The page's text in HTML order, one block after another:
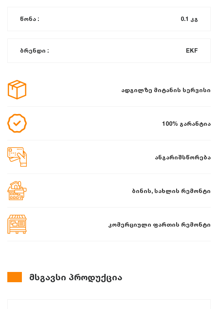
წონა : 0.1 კგ
ბრენდი : EKF
ადგილზე მიტანის სერვისი
100% გარანტია
ანგარიშსწორება
ბინის, სახლის რემონტი
კომერციული ფართის რემონტი
მსგავსი პროდუქცია